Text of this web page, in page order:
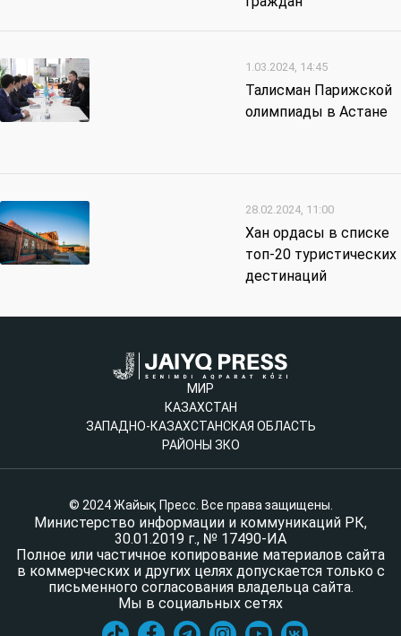
1.03.2024, 14:45
Талисман Парижской
олимпиады в Астане
28.02.2024, 11:00
Хан ордасы в списке
топ-20 туристических
дестинаций
МИР
КАЗАХСТАН
ЗАПАДНО-КАЗАХСТАНСКАЯ ОБЛАСТЬ
РАЙОНЫ ЗКО
© 2024 Жайық Пресс. Все права защищены.
Министерство информации и коммуникаций РК,
30.01.2019 г., № 17490-ИА
Полное или частичное копирование материалов сайта
в коммерческих и других целях допускается только с
письменного согласования владельца сайта.
Мы в социальных сетях